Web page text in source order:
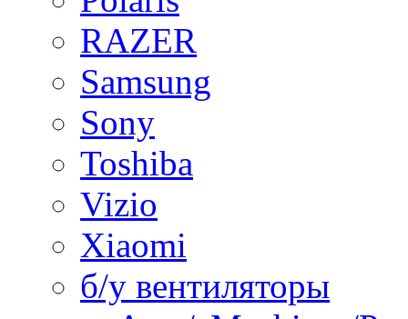
RAZER
Samsung
Sony
Toshiba
Vizio
Xiaomi
б/у вентиляторы